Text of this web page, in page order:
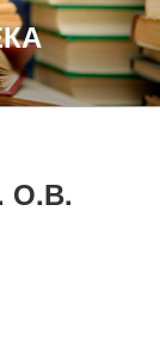
О.В.